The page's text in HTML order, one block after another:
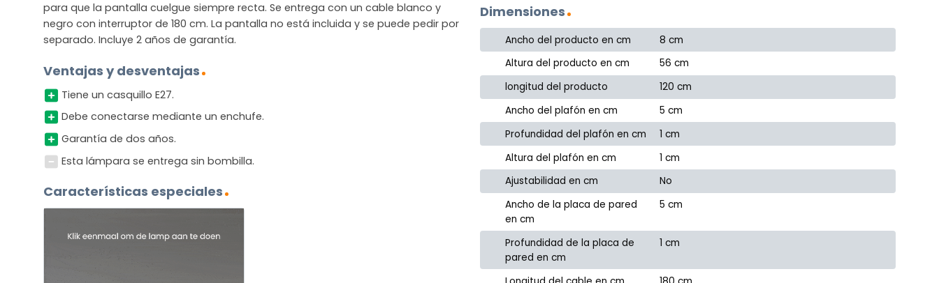
para que la pantalla cuelgue siempre recta. Se entrega con un cable blanco y
negro con interruptor de 180 cm. La pantalla no está incluida y se puede pedir por
separado. Incluye 2 años de garantía.
Ventajas y desventajas
Tiene un casquillo E27.
Debe conectarse mediante un enchufe.
Garantía de dos años.
Esta lámpara se entrega sin bombilla.
Características especiales
Dimensiones
Ancho del producto en cm
8 cm
Altura del producto en cm
56 cm
longitud del producto
120 cm
Ancho del plafón en cm
5 cm
Profundidad del plafón en cm
1 cm
Altura del plafón en cm
1 cm
Ajustabilidad en cm
No
Ancho de la placa de pared
en cm
5 cm
Profundidad de la placa de
pared en cm
1 cm